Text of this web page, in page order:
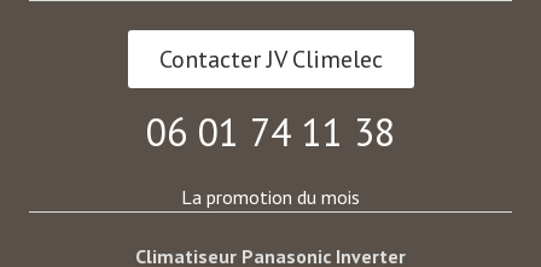
Contacter JV Climelec
06 01 74 11 38
La promotion du mois
Climatiseur Panasonic Inverter